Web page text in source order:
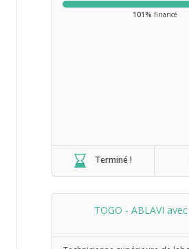
101% financé
Terminé !
TOGO - ABLAVI